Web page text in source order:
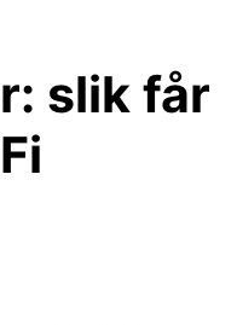
slik får